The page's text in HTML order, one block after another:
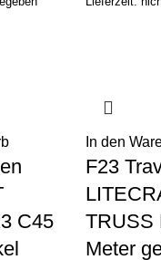
C45
In den
F23
TRUSS
Meter